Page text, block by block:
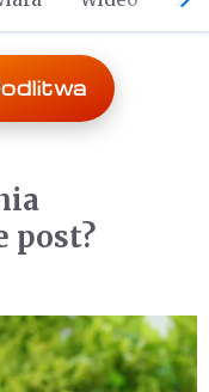
post?